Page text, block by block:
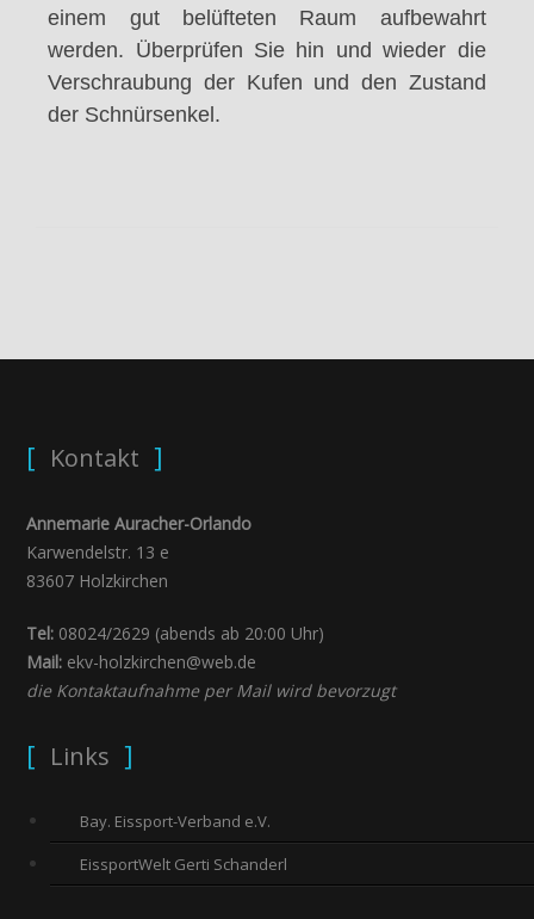
einem gut belüfteten Raum aufbewahrt
werden. Überprüfen Sie hin und wieder die
Verschraubung der Kufen und den Zustand
der Schnürsenkel.
Kontakt
Annemarie Auracher-Orlando
Karwendelstr. 13 e
83607 Holzkirchen
Tel:08024/2629 (abends ab 20:00 Uhr)
Mail:ekv-holzkirchen@web.de
die Kontaktaufnahme per Mail wird bevorzugt
Links
Bay. Eissport-Verband e.V.
EissportWelt Gerti Schanderl